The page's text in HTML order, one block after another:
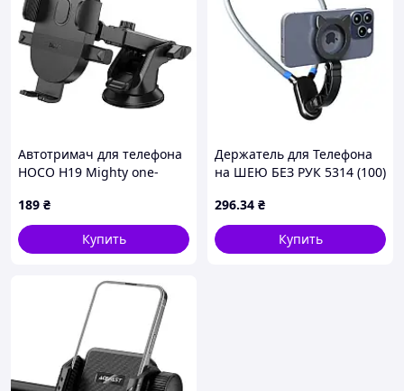
Автотримач для телефона
HOCO H19 Mighty one-
console) Black
189 ₴
Купить
Держатель для Телефона
на ШЕЮ БЕЗ РУК 5314 (100)
296.34 ₴
Купить